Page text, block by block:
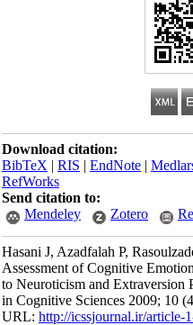
Download citation:
BibTeX|RIS|EndNote|
RefWorks
Send citation to:
Mendeley
Zotero
Hasani J, Azadfalah P,
Assessment of Cognitive
to Neuroticism and
in Cognitive Sciences 2009; 10
URL:http://icssjournal.ir/